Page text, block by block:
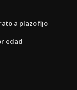
a plazo fijo
edad